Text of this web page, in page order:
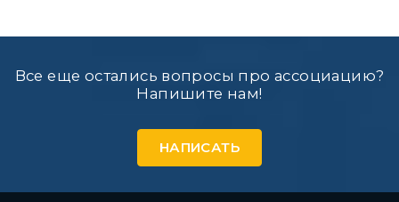
Все еще остались вопросы про ассоциацию?
Напишите нам!
НАПИСАТЬ